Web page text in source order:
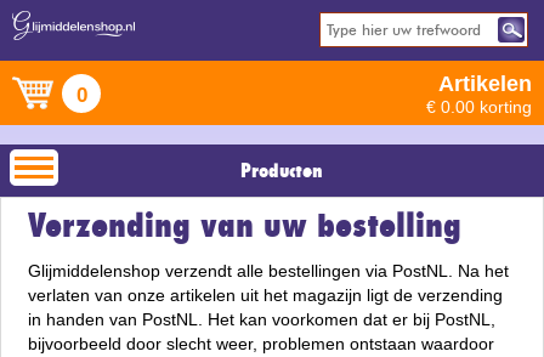
0 Artikelen
€ 0.00 korting
Producten
Verzending van uw bestelling
Glijmiddelenshop verzendt alle bestellingen via PostNL. Na het
verlaten van onze artikelen uit het magazijn ligt de verzending
in handen van PostNL. Het kan voorkomen dat er bij PostNL,
bijvoorbeeld door slecht weer, problemen ontstaan waardoor